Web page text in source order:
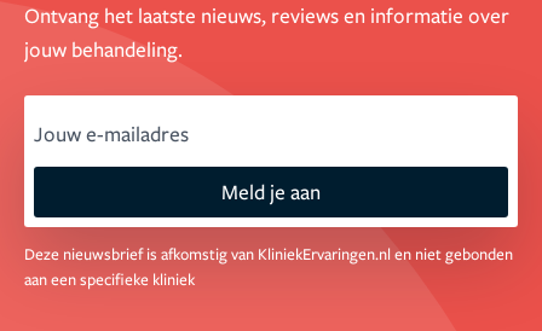
Ontvang het laatste nieuws, reviews en informatie over
jouw behandeling.
Meld je aan
Deze nieuwsbrief is afkomstig van KliniekErvaringen.nl en niet gebonden
aan een specifieke kliniek